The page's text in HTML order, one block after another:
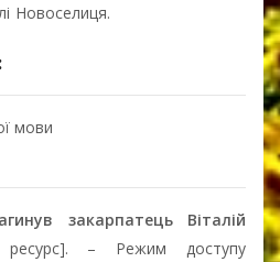
Новоселиця.
мови
закарпатець Віталій
ресурс]. – Режим доступу